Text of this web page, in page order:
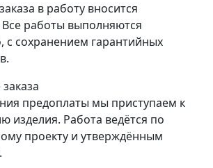
в работу вносится
Все работы выполняются
с сохранением гарантийных
предоплаты мы приступаем к
изделия. Работа ведётся по
проекту и утверждённым